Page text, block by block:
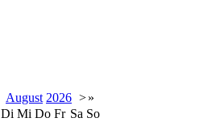
August 2026 >»
Di Mi Do Fr Sa So